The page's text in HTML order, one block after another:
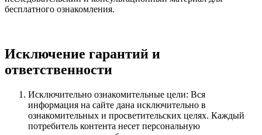
бесплатного ознакомления.
Исключение гарантий и
ответственности
Исключительно ознакомительные цели: Вся
информация на сайте дана исключительно в
ознакомительных и просветительских целях. Каждый
потребитель контента несет персональную